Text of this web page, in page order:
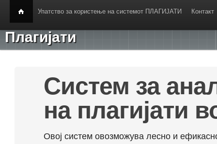
Упатство за користење на системот ПЛАГИЈАТИ Контакт
Плагијати
Систем за
на плагијати
Овој систем овозможува лесно и